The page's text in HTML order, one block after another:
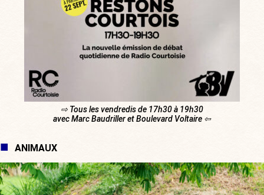
⇨ Tous les vendredis de 17h30 à 19h30
avec Marc Baudriller et Boulevard Voltaire ⇦
ANIMAUX